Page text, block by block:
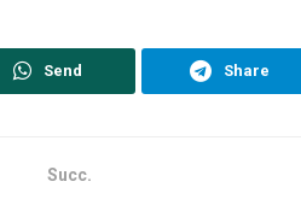
Send Share
Succ.